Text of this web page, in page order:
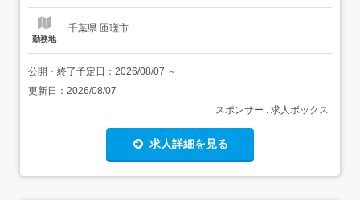
勤務地
千葉県 匝瑳市
公開・終了予定日： 2026/08/07 ～
更新日： 2026/08/07
スポンサー : 求人ボックス
求人詳細を見る